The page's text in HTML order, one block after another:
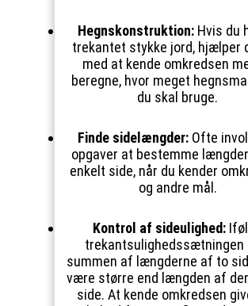
Hegnskonstruktion: Hvis du
trekantet stykke jord, hjælper
med at kende omkredsen
beregne, hvor meget
du skal bruge.
Finde sidelængder:Ofte
opgaver at bestemme
enkelt side, når du kender
og andre mål.
Kontrol af sideulighed:
trekantsulighedssætningen
summen af længderne af to
være større end længden af
side. At kende omkredsen